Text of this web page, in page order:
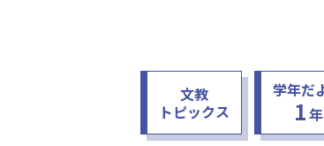
文教
トピックス
学年だ
1年